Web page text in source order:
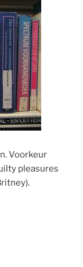
Voorkeur
pleasures